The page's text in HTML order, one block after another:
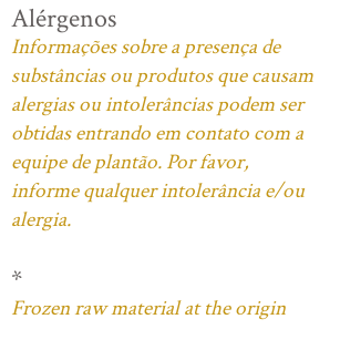
Alérgenos
Informações sobre a presença de
substâncias ou produtos que causam
alergias ou intolerâncias podem ser
obtidas entrando em contato com a
equipe de plantão. Por favor,
informe qualquer intolerância e/ou
alergia.
*
Frozen raw material at the origin